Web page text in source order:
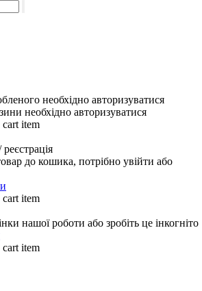
необхідно авторизуватися
необхідно авторизуватися
до кошика, потрібно увійти або
нашої роботи або зробіть це інкогніто